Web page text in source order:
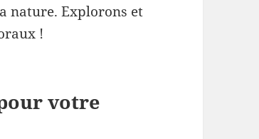
nature. Explorons et
!
votre